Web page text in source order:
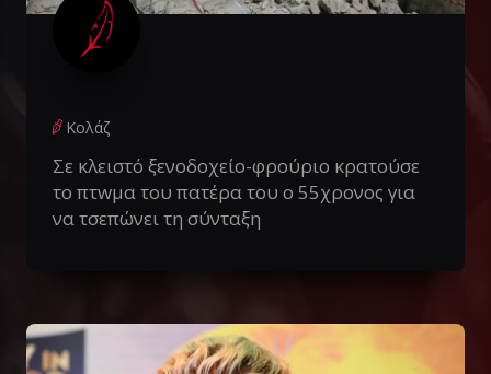
Κολάζ
Σε κλειστό ξενοδοχείο-φρούριο κρατούσε
το πτwμα του πατέρα του ο 55χρονος για
να τσεπώνει τη σύνταξη